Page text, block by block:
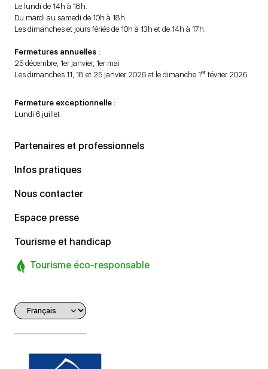
Le lundi de 14h à 18h.
Du mardi au samedi de 10h à 18h.
Les dimanches et jours fériés de 10h à 13h et de 14h à 17h.
Fermetures annuelles :
25 décembre, 1er janvier, 1er mai
Les dimanches 11, 18 et 25 janvier 2026 et le dimanche 1er février 2026.
Fermeture exceptionnelle :
Lundi 6 juillet
Partenaires et professionnels
Infos pratiques
Nous contacter
Espace presse
Tourisme et handicap
Tourisme éco-responsable